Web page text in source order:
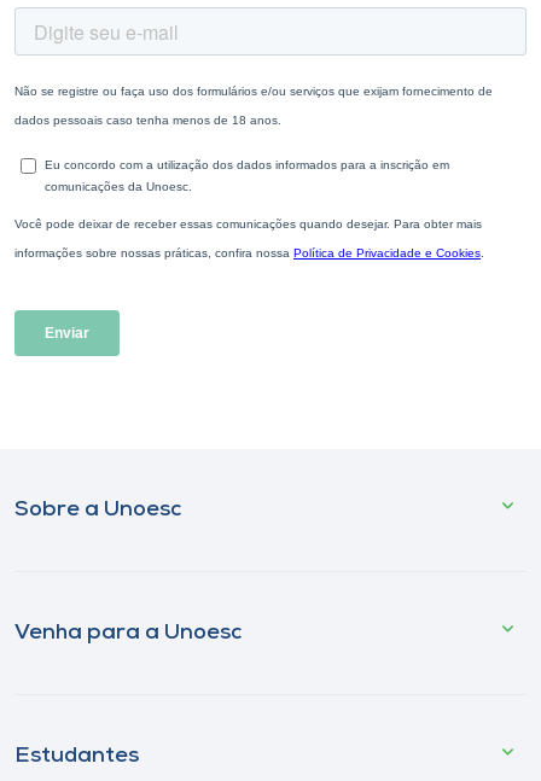
Sobre a Unoesc
Venha para a Unoesc
Estudantes